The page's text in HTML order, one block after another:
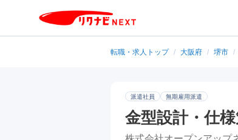
転職・求人トップ / 大阪府 / 堺市 /
派遣社員 無期雇用派遣
金型設計・仕